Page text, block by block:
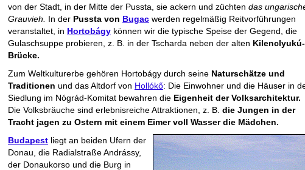
von der Stadt, in der Mitte der Pussta, sie ackern und züchten das
Grauvieh.
In der Pussta von Bugac werden regelmäßig Reitvorführungen
veranstaltet, in Hortobágy können wir die typische Speise der Gegend, die
Gulaschsuppe probieren, z. B. in der Tscharda neben der alten Kilenclyukú-
Brücke.
Zum Weltkulturerbe gehören Hortobágy durch seine Naturschätze und
Traditionen und das Altdorf von Hollókő: Die Einwohner und die Häuser in
Siedlung im Nógrád-Komitat bewahren die Eigenheit der Volksarchitektur.
Die Volksbräuche sind erlebnisreiche Attraktionen, z. B. die Jungen in der
Tracht jagen zu Ostern mit einem Eimer voll Wasser die Mädchen.
Budapest liegt an beiden Ufern der
Donau, die Radialstraße Andrássy,
der Donaukorso und die Burg in